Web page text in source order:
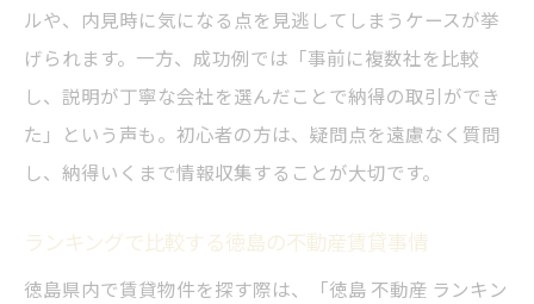
ルや、内見時に気になる点を見逃してしまうケースが挙
げられます。一方、成功例では「事前に複数社を比較
し、説明が丁寧な会社を選んだことで納得の取引ができ
た」という声も。初心者の方は、疑問点を遠慮なく質問
し、納得いくまで情報収集することが大切です。
ランキングで比較する徳島の不動産賃貸事情
徳島県内で賃貸物件を探す際は、「徳島 不動産 ランキン